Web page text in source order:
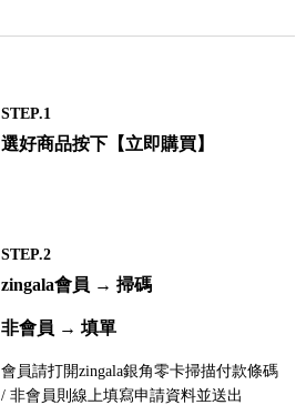
STEP.1
選好商品按下【立即購買】
STEP.2
zingala會員 → 掃碼
非會員 → 填單
會員請打開zingala銀角零卡掃描付款條碼
/ 非會員則線上填寫申請資料並送出